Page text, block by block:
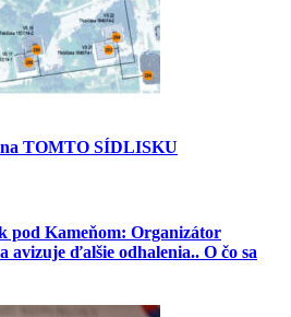
TOMTO SÍDLISKU
pod Kameňom: Organizátor
avizuje ďalšie odhalenia.. O čo sa